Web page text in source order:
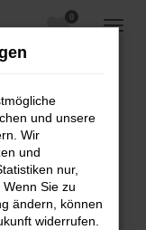
0
können:
und unsere
Wir
und
nur,
Sie zu
ändern, können
widerrufen.